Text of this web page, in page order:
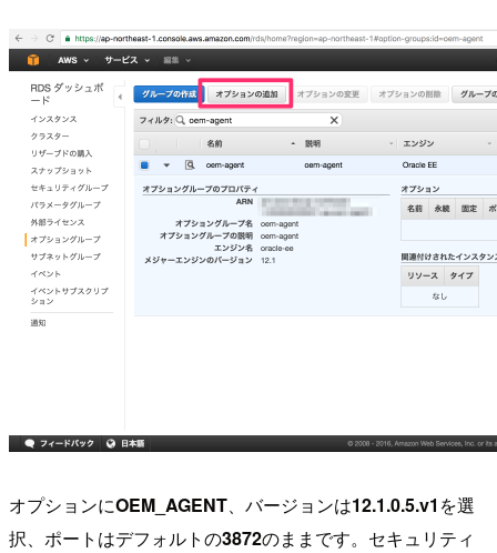
オプションにOEM_AGENT、バージョンは12.1.0.5.v1 を選
択、ポートはデフォルトの3872のままです。セキュリティ